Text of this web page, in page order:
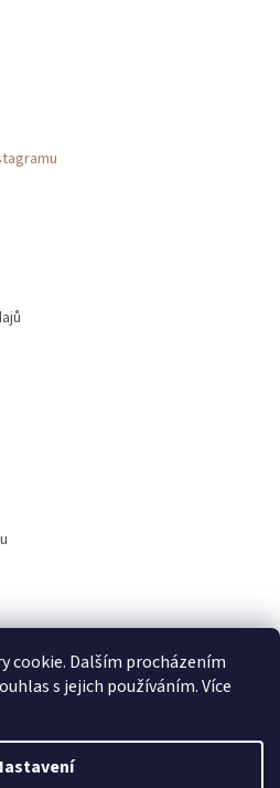
cookie. Dalším procházením
s jejich používáním. Více